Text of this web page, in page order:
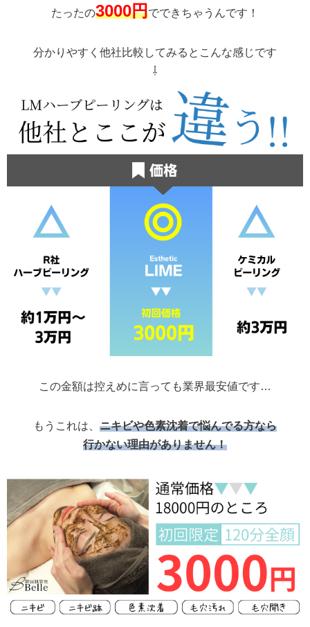
たったの3000円でできちゃうんです！
分かりやすく他社比較してみるとこんな感じです
⇩
この金額は控えめに言っても業界最安値です…
もうこれは、 ニキビや色素沈着で悩んでる方なら
行かない理由がありません！